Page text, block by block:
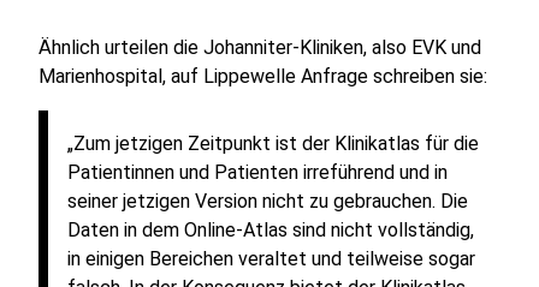
Ähnlich urteilen die Johanniter-Kliniken, also EVK und
Marienhospital, auf Lippewelle Anfrage schreiben sie:
„Zum jetzigen Zeitpunkt ist der Klinikatlas für die
Patientinnen und Patienten irreführend und in
seiner jetzigen Version nicht zu gebrauchen. Die
Daten in dem Online-Atlas sind nicht vollständig,
in einigen Bereichen veraltet und teilweise sogar